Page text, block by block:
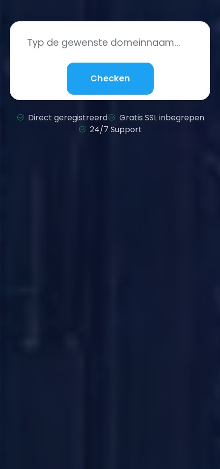
Checken
Direct geregistreerd
Gratis SSL inbegrepen
24/7 Support